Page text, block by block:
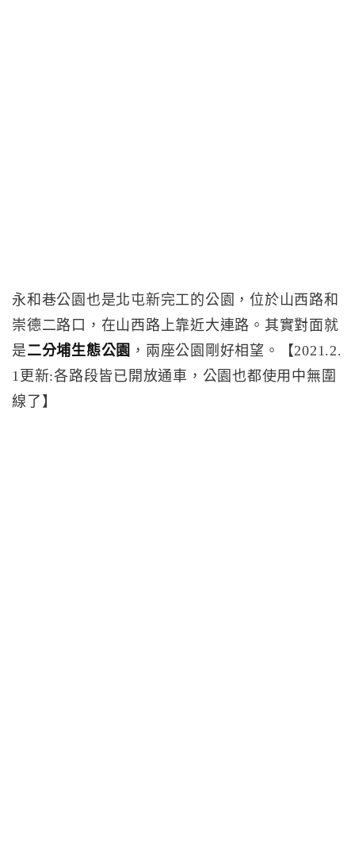
永和巷公園也是北屯新完工的公園，位於山西路和
崇德二路口，在山西路上靠近大連路。其實對面就
是二分埔生態公園 ，兩座公園剛好相望。【2021.2.
1更新:各路段皆已開放通車，公園也都使用中無圍
線了】